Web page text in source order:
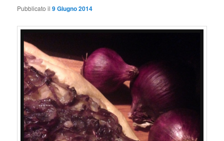
Pubblicato il9 Giugno 2014